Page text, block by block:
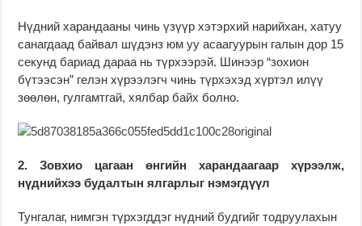
Нүдний харандааны чинь үзүүр хэтэрхий нарийхан, хатуу
санагдаад байвал шүдэнз юм уу асаагуурын галын дор 15
секунд бариад дараа нь түрхээрэй. Шинээр “зохион
бүтээсэн” гелэн хүрээлэгч чинь түрхэхэд хүртэл илүү
зөөлөн, гулгамтгай, хялбар байх болно.
2. Зовхио цагаан өнгийн харандаагаар хүрээлж,
нүднийхээ будалтын ялгарлыг нэмэгдүүл
Тунгалаг, нимгэн түрхэгддэг нүдний будгийг тодруулахын